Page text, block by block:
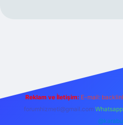
Reklam ve İletişim: E-mail:
forumhizmeti@gmail.com